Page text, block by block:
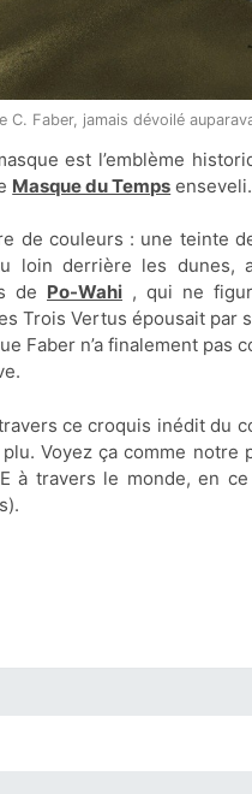
C. Faber, jamais dévoilé
est l’emblème
Masque du Temps enseveli.
de couleurs : une teinte
loin derrière les dunes,
de Po-Wahi , qui ne
Trois Vertus épousait par
Faber n’a finalement pas
ce croquis inédit du
Voyez ça comme
à travers le monde, en